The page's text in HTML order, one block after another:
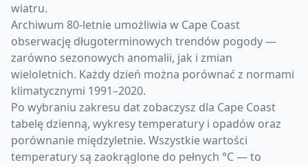
wiatru.
Archiwum 80-letnie umożliwia w Cape Coast
obserwację długoterminowych trendów pogody —
zarówno sezonowych anomalii, jak i zmian
wieloletnich. Każdy dzień można porównać z normami
klimatycznymi 1991–2020.
Po wybraniu zakresu dat zobaczysz dla Cape Coast
tabelę dzienną, wykresy temperatury i opadów oraz
porównanie międzyletnie. Wszystkie wartości
temperatury są zaokrąglone do pełnych °C — to